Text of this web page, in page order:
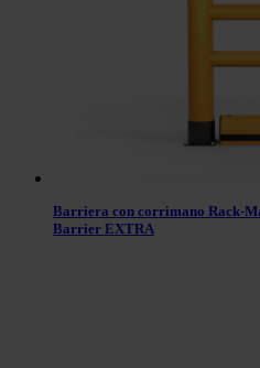
Barriera con corrimano Rack-
Barrier EXTRA